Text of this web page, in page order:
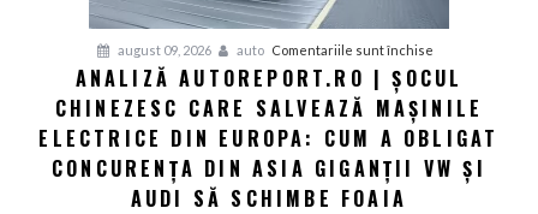
august 09, 2026 auto Comentariile sunt închise
Analiză
Autoreport.ro
|
chinezesc
ANALIZĂ AUTOREPORT.RO | ȘOCUL
CHINEZESC CARE SALVEAZĂ MAȘINILE
ELECTRICE DIN EUROPA: CUM A OBLIGAT
CONCURENȚA DIN ASIA GIGANȚII VW ȘI
AUDI SĂ SCHIMBE FOAIA